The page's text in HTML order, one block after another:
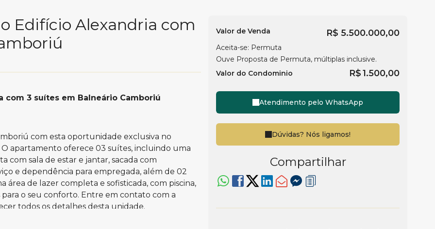
Edifício Alexandria com
com 3 suítes em Balneário Camboriú
com esta oportunidade exclusiva no
O apartamento oferece 03 suítes, incluindo uma
com sala de estar e jantar, sacada com
e dependência para empregada, além de 02
área de lazer completa e sofisticada, com piscina,
para o seu conforto. Entre em contato com a
todos os detalhes desta unidade.
R$ 5.500.000,00
Valor de Venda
Aceita-se: Permuta
Ouve Proposta de Permuta, múltiplas inclusive.
Valor do Condominio
R$1.500,00
Atendimento pelo WhatsApp
Dúvidas? Nós ligamos!
Compartilhar